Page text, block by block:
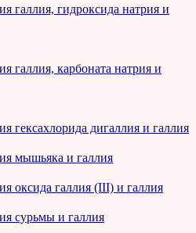
галлия, гидроксида натрия и
галлия, карбоната натрия и
гексахлорида дигаллия и галлия
мышьяка и галлия
оксида галлия (III) и галлия
сурьмы и галлия